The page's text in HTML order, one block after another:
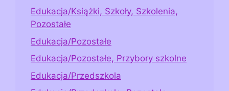
Edukacja/Książki, Szkoły, Szkolenia,
Pozostałe
Edukacja/Pozostałe
Edukacja/Pozostałe, Przybory szkolne
Edukacja/Przedszkola